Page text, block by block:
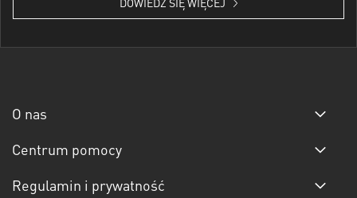
O nas
Centrum pomocy
Regulamin i prywatność